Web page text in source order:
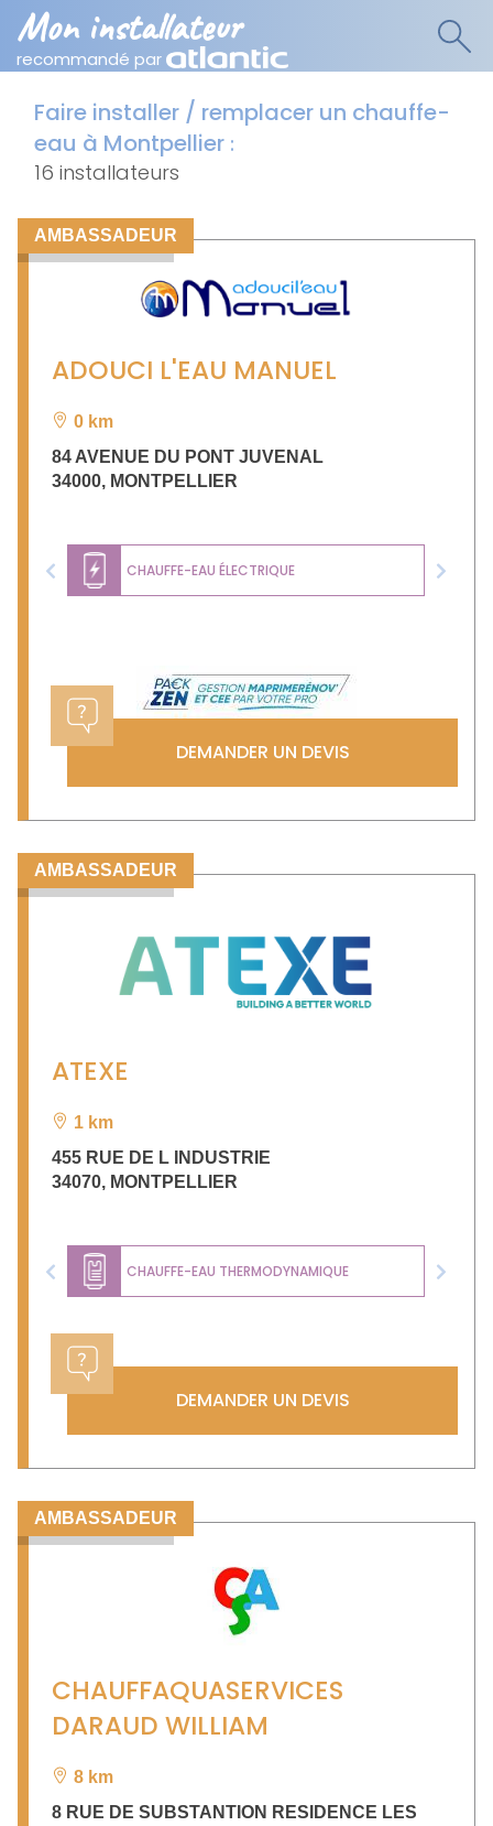
Mon installateur
recommandé par
Faire installer / remplacer un chauffe-
eau à Montpellier :
16 installateurs
AMBASSADEUR
ADOUCI L'EAU MANUEL
0 km
84 AVENUE DU PONT JUVENAL
34000, MONTPELLIER
CHAUFFE-EAU ÉLECTRIQUE
Previous Next
DEMANDER UN DEVIS
AMBASSADEUR
ATEXE
1 km
455 RUE DE L INDUSTRIE
34070, MONTPELLIER
CHAUFFE-EAU THERMODYNAMIQUE
Previous Next
DEMANDER UN DEVIS
AMBASSADEUR
CHAUFFAQUASERVICES
DARAUD WILLIAM
8 km
8 RUE DE SUBSTANTION RESIDENCE LES